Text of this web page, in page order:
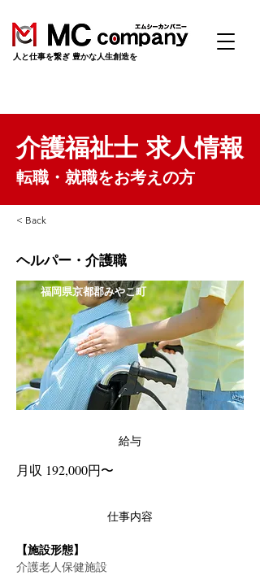
​人と仕事を繋ぎ 豊かな人生創造を
介護福祉士 求人情報
転職・就職をお考えの方
< Back
ヘルパー・介護職
福岡県京都郡みやこ町
給与
月収 192,000円〜
仕事内容
【施設形態】
介護老人保健施設